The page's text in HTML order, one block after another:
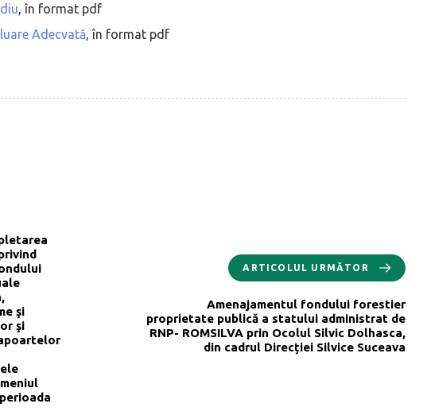
, în format pdf
Adecvată, în format pdf
şi
şi
ARTICOLUL URMĂTOR
Amenajamentul fondului forestier
proprietate publică a statului administrat de
RNP- ROMSILVA prin Ocolul Silvic Dolhasca,
din cadrul Direcției Silvice Suceava